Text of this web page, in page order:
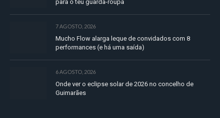
para o teu guarda-roupa
7 AGOSTO, 2026
Mucho Flow alarga leque de convidados com 8
performances (e há uma saída)
6 AGOSTO, 2026
Onde ver o eclipse solar de 2026 no concelho de
Guimarães